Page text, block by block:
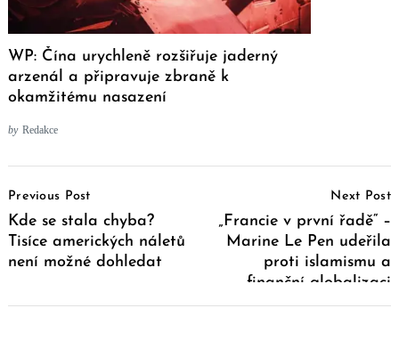
WP: Čína urychleně rozšiřuje jaderný
arzenál a připravuje zbraně k
okamžitému nasazení
by Redakce
Navigation
Previous Post
Kde se stala chyba?
Tisíce amerických náletů
není možné dohledat
Next Post
„Francie v první řadě“ –
Marine Le Pen udeřila
proti islamismu a
finanční globalizaci